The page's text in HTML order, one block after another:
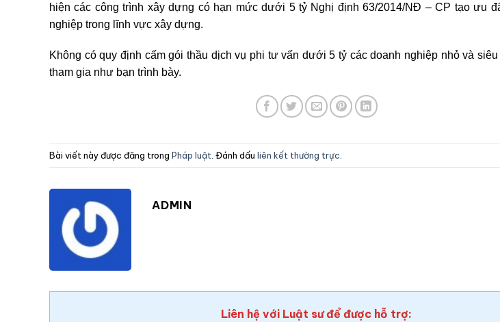
hiện các công trình xây dựng có hạn mức dưới 5 tỷ Nghị định 63/2014/NĐ – CP tạo ưu
nghiệp trong lĩnh vực xây dựng.
Không có quy định cấm gói thầu dịch vụ phi tư vấn dưới 5 tỷ các doanh nghiệp nhỏ và
tham gia như bạn trình bày.
Bài viết này được đăng trong Pháp luật . Đánh dấu liên kết thường trực
ADMIN
Liên hệ với Luật sư để được hỗ trợ: